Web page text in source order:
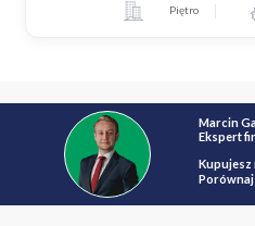
Piętro
Marcin
Ekspert
Kupujesz